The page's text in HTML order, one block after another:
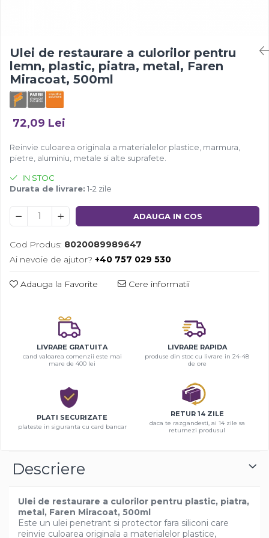
Ulei de restaurare a culorilor pentru
lemn, plastic, piatra, metal, Faren
Miracoat, 500ml
72,09 Lei
Reinvie culoarea originala a materialelor plastice, marmura,
pietre, aluminiu, metale si alte suprafete.
IN STOC
Durata de livrare: 1-2 zile
ADAUGA IN COS
Cod Produs: 8020089989647
Ai nevoie de ajutor? +40 757 029 530
Adauga la Favorite Cere informatii
LIVRARE GRATUITA
cand valoarea comenzii este mai
mare de 400 lei
LIVRARE RAPIDA
produse din stoc cu livrare in 24-48
de ore
PLATI SECURIZATE
plateste in siguranta cu card bancar
RETUR 14 ZILE
daca te razgandesti, ai 14 zile sa
returnezi produsul
Descriere
Ulei de restaurare a culorilor pentru plastic, piatra,
metal, Faren Miracoat, 500ml
Este un ulei penetrant si protector fara siliconi care
reinvie culoarea originala a materialelor plastice,